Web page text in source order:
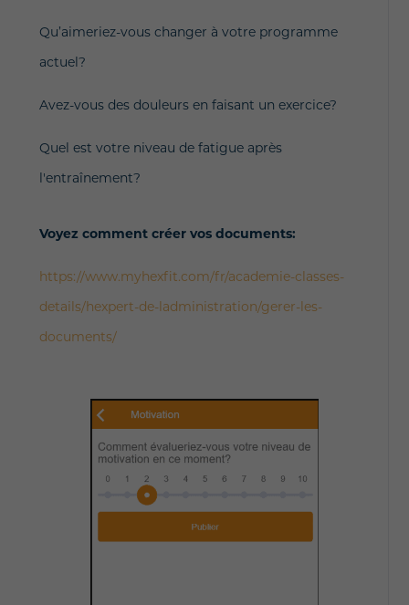
Qu’aimeriez-vous changer à votre programme
actuel?
Avez-vous des douleurs en faisant un exercice?
Quel est votre niveau de fatigue après
l'entraînement?
Voyez comment créer vos documents:
https://www.myhexfit.com/fr/academie-classes-
details/hexpert-de-ladministration/gerer-les-
documents/